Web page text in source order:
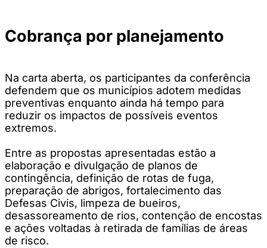
Cobrança por planejamento
Na carta aberta, os participantes da conferência
defendem que os municípios adotem medidas
preventivas enquanto ainda há tempo para
reduzir os impactos de possíveis eventos
extremos.
Entre as propostas apresentadas estão a
elaboração e divulgação de planos de
contingência, definição de rotas de fuga,
preparação de abrigos, fortalecimento das
Defesas Civis, limpeza de bueiros,
desassoreamento de rios, contenção de encostas
e ações voltadas à retirada de famílias de áreas
de risco.